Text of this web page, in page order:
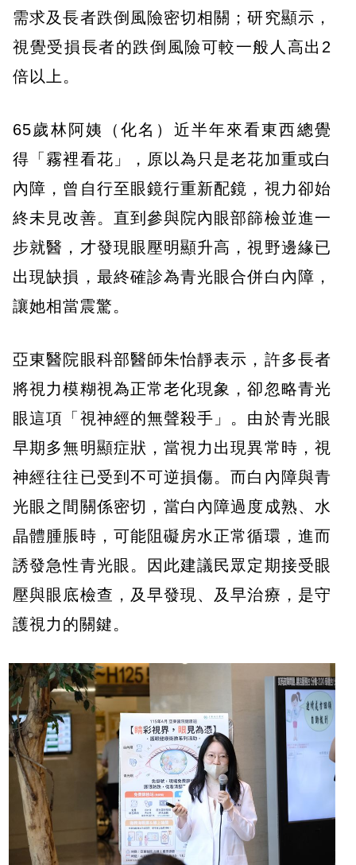
需求及長者跌倒風險密切相關；研究顯示，
視覺受損長者的跌倒風險可較一般人高出2
倍以上。
65歲林阿姨（化名）近半年來看東西總覺
得「霧裡看花」，原以為只是老花加重或白
內障，曾自行至眼鏡行重新配鏡，視力卻始
終未見改善。直到參與院內眼部篩檢並進一
步就醫，才發現眼壓明顯升高，視野邊緣已
出現缺損，最終確診為青光眼合併白內障，
讓她相當震驚。
亞東醫院眼科部醫師朱怡靜表示，許多長者
將視力模糊視為正常老化現象，卻忽略青光
眼這項「視神經的無聲殺手」。由於青光眼
早期多無明顯症狀，當視力出現異常時，視
神經往往已受到不可逆損傷。而白內障與青
光眼之間關係密切，當白內障過度成熟、水
晶體腫脹時，可能阻礙房水正常循環，進而
誘發急性青光眼。因此建議民眾定期接受眼
壓與眼底檢查，及早發現、及早治療，是守
護視力的關鍵。